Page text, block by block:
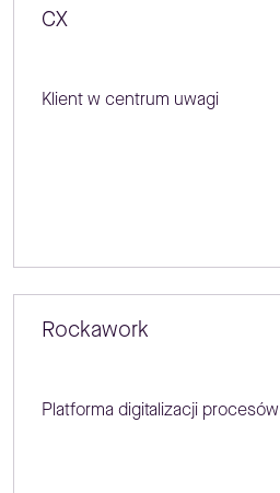
CX
Klient w centrum uwagi
Rockawork
Platforma digitalizacji procesów